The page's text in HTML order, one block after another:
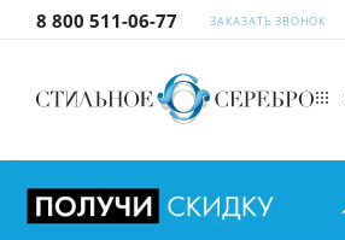
8 800 511-06-77 ЗАКАЗАТЬ ЗВОНОК